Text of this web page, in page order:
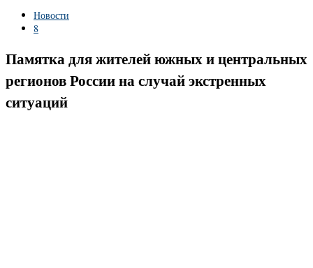
Новости
8
Памятка для жителей южных и центральных
регионов России на случай экстренных
ситуаций